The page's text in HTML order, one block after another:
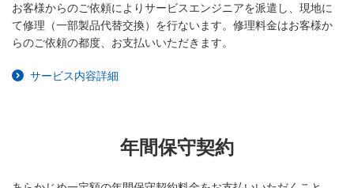
お客様からのご依頼によりサービスエンジニアを派遣し、現地に
て修理（一部製品代替交換）を行ないます。修理料金はお客様か
らのご依頼の都度、お支払いいただきます。
サービス内容詳細
年間保守契約